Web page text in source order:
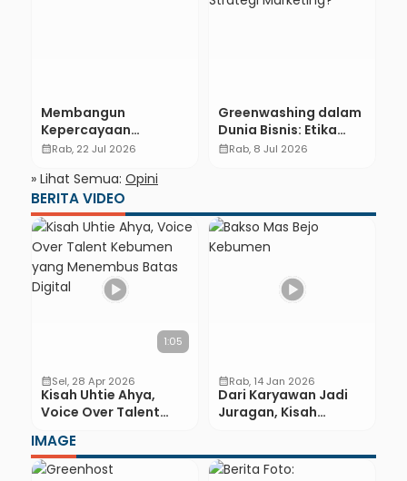
Membangun
Kepercayaan
Pelanggan: Kunci
Jasa Pengiriman
Barang dan Paket
calendar_monthRab, 22 Jul 2026
Greenwashing dalam
Dunia Bisnis: Etika
atau Strategi
calendar_monthRab, 8 Jul 2026
» Lihat Semua: Opini
BERITA VIDEO
1:05
Kisah Uhtie Ahya,
Voice Over Talent
Menembus Batas
Digital
calendar_monthSel, 28 Apr 2026
Dari Karyawan Jadi
Juragan, Kisah
Kebumen
calendar_monthRab, 14 Jan 2026
IMAGE